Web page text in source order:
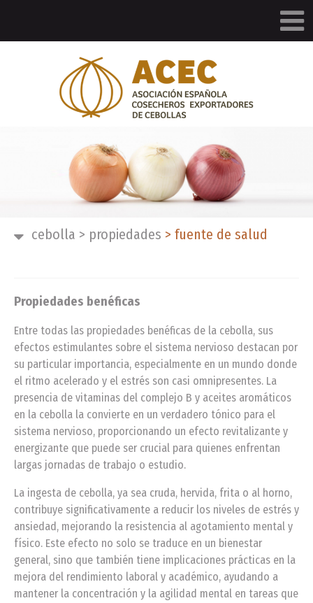
cebolla > propiedades > fuente de salud
Propiedades benéficas
Entre todas las propiedades benéficas de la cebolla, sus
efectos estimulantes sobre el sistema nervioso destacan por
su particular importancia, especialmente en un mundo donde
el ritmo acelerado y el estrés son casi omnipresentes. La
presencia de vitaminas del complejo B y aceites aromáticos
en la cebolla la convierte en un verdadero tónico para el
sistema nervioso, proporcionando un efecto revitalizante y
energizante que puede ser crucial para quienes enfrentan
largas jornadas de trabajo o estudio.
La ingesta de cebolla, ya sea cruda, hervida, frita o al horno,
contribuye significativamente a reducir los niveles de estrés y
ansiedad, mejorando la resistencia al agotamiento mental y
físico. Este efecto no solo se traduce en un bienestar
general, sino que también tiene implicaciones prácticas en la
mejora del rendimiento laboral y académico, ayudando a
mantener la concentración y la agilidad mental en tareas que